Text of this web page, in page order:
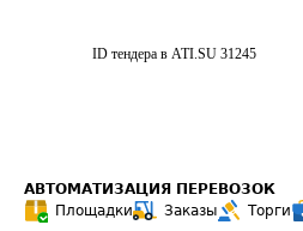
ID тендера в ATI.SU 31245
АВТОМАТИЗАЦИЯ ПЕРЕВОЗОК
Площадки
Заказы Торги